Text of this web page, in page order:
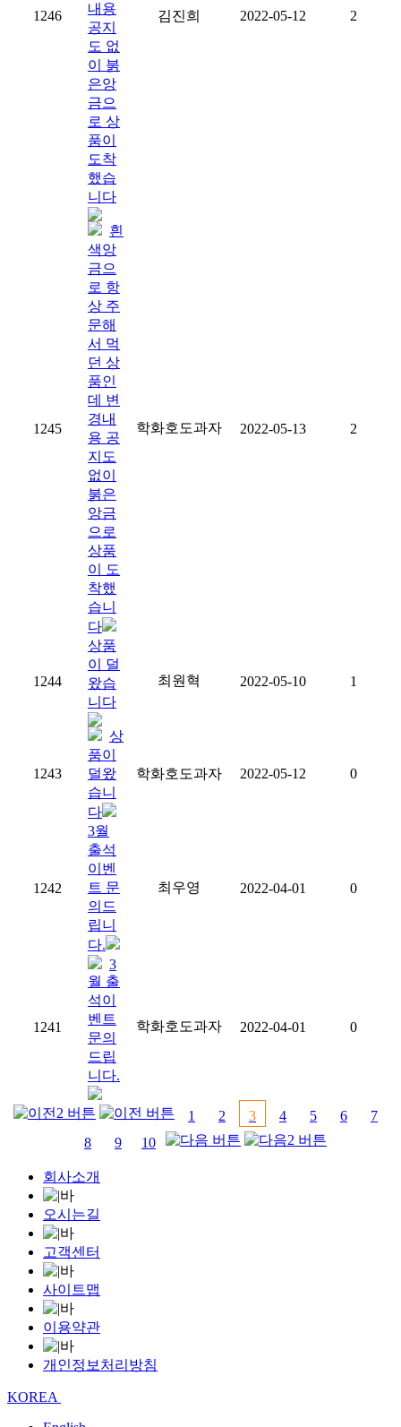
1246
내용
공지
도 없
이 붉
은앙
금으
로 상
품이
도착
했습
니다
김진희 2022-05-12 2
1245
흰
색앙
금으
로 항
상 주
문해
서 먹
던 상
품인
데 변
경내
용 공
지도
없이
붉은
앙금
으로
상품
이 도
착했
습니
다
학화호도과자 2022-05-13 2
1244
상품
이 덜
왔습
니다
최원혁 2022-05-10 1
1243
상
품이
덜왔
습니
다
학화호도과자 2022-05-12 0
1242
3월
출석
이벤
트 문
의드
립니
다.
최우영 2022-04-01 0
1241
3
월 출
석이
벤트
문의
드립
니다.
학화호도과자 2022-04-01 0
1 2 3 4 5 6
7
8
9 10
회사소개
오시는길
고객센터
사이트맵
이용약관
개인정보처리방침
KOREA